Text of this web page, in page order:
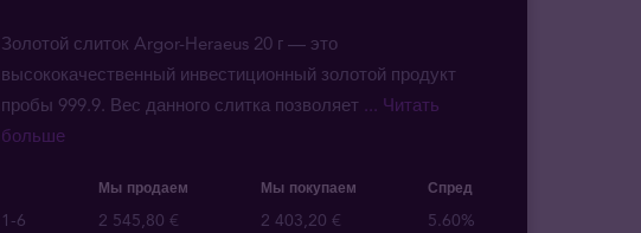
Золотой слиток Argor-Heraeus 20 г — это
высококачественный инвестиционный золотой продукт
пробы 999.9. Вес данного слитка позволяет ... Читать
больше
Мы продаем Мы покупаем Спред
1-6 2 545,80 € 2 403,20 €
5.60%